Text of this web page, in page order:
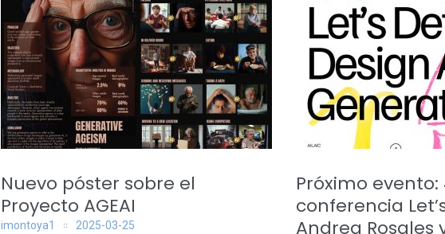
Nuevo póster sobre el
Proyecto AGEAI
imontoya1 2025-03-25
Próximo evento:
conferencia
Andrea Rosales